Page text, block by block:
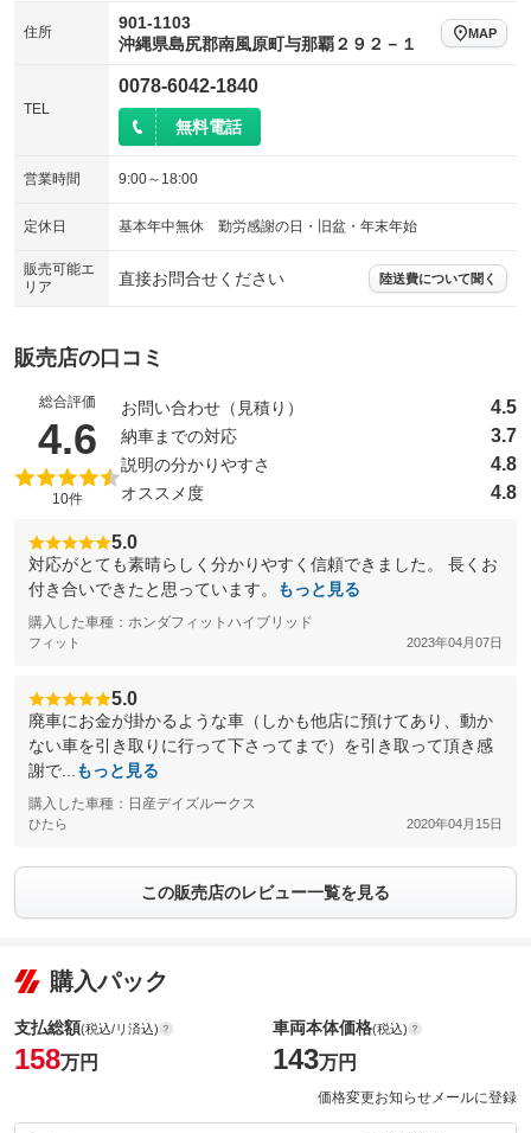
住所
901-1103
沖縄県島尻郡南風原町与那覇２９２－１
MAP
TEL
0078-6042-1840
無料電話
営業時間 9:00～18:00
定休日 基本年中無休 勤労感謝の日・旧盆・年末年始
販売可能エ
リア
直接お問合せください 陸送費について聞く
販売店の口コミ
総合評価
4.6 （5点満点中）
10件
お問い合わせ（見積り） 4.5
納車までの対応 3.7
説明の分かりやすさ 4.8
オススメ度 4.8
5.0
対応がとても素晴らしく分かりやすく信頼できました。 長くお
付き合いできたと思っています。
もっと見る
購入した車種：ホンダフィットハイブリッド
フィット 2023年04月07日
5.0
廃車にお金が掛かるような車（しかも他店に預けてあり、動か
ない車を引き取りに行って下さってまで）を引き取って頂き感
謝で...
もっと見る
購入した車種：日産デイズルークス
ひたら 2020年04月15日
この販売店のレビュー一覧を見る
購入パック
支払総額(税込/リ済込)
158万円
車両本体価格(税込)
143万円
価格変更お知らせメールに登録